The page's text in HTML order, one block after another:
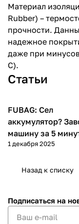
Материал
Rubber) –
прочности.
надежное
даже при
С).
Статьи
Пуско-зарядные
устройства
FUBAG: Сел
аккумулятор?
машину за 5
1 декабря 2025
Назад к списку
Подписаться на